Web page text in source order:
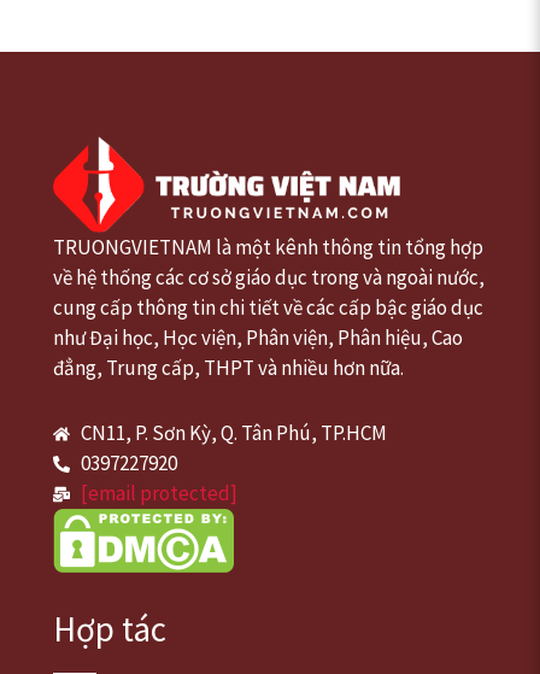
TRUONGVIETNAM là một kênh thông tin tổng hợp
về hệ thống các cơ sở giáo dục trong và ngoài nước,
cung cấp thông tin chi tiết về các cấp bậc giáo dục
như Đại học, Học viện, Phân viện, Phân hiệu, Cao
đẳng, Trung cấp, THPT và nhiều hơn nữa.
CN11, P. Sơn Kỳ, Q. Tân Phú, TP.HCM
0397227920
[email protected]
Hợp tác